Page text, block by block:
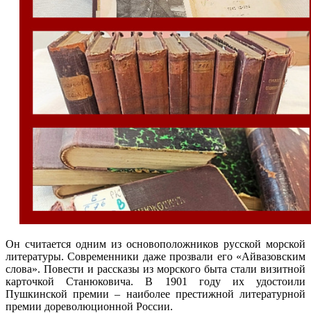
Он считается одним из основоположников русской морской
литературы. Современники даже прозвали его «Айвазовским
слова». Повести и рассказы из морского быта стали визитной
карточкой Станюковича. В 1901 году их удостоили
Пушкинской премии – наиболее престижной литературной
премии дореволюционной России.